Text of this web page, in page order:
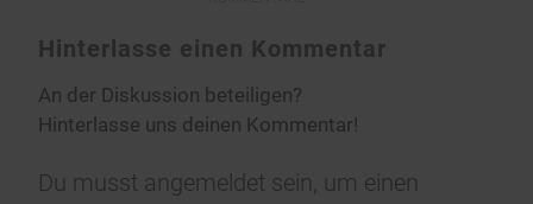
Hinterlasse einen Kommentar
An der Diskussion beteiligen?
Hinterlasse uns deinen Kommentar!
Du musst angemeldet sein, um einen